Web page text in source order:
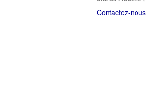
nouvelle
Contactez-nous